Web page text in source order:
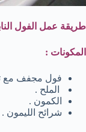
طريقة عمل الفول
فول مجفف مع
الملح .
الكمون .
شرائح الليمون .